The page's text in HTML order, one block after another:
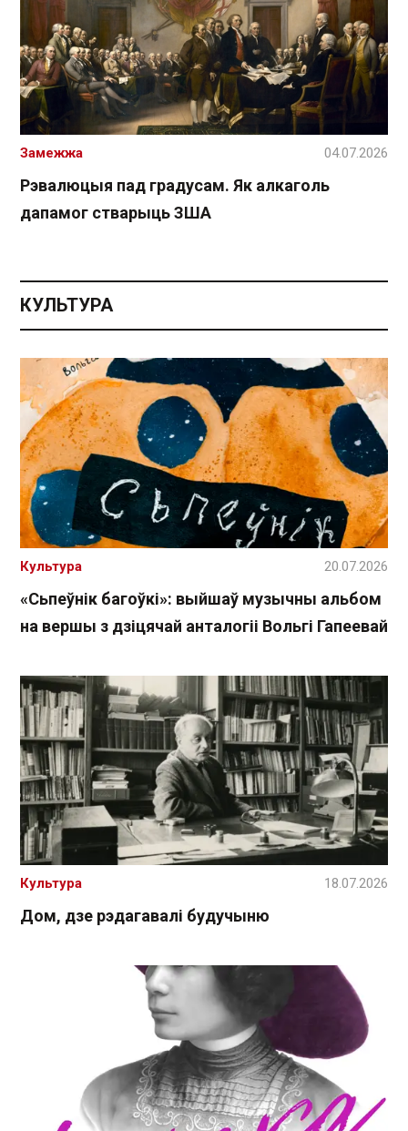
Рэвалюцыя пад градусам. Як алкаголь
дапамог стварыць ЗША
Замежжа 04.07.2026
КУЛЬТУРА
«Сьпеўнік багоўкі»: выйшаў музычны альбом
на вершы з дзіцячай анталогіі Вольгі Гапеевай
Культура 20.07.2026
Дом, дзе рэдагавалі будучыню
Культура 18.07.2026